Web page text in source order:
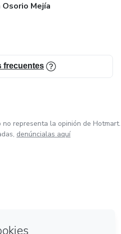
Mejía
frecuentes
representa la opinión de Hotmart.
denúncialas aquí